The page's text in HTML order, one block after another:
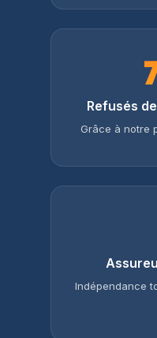
Refusés
Grâce à notre
Indépendance